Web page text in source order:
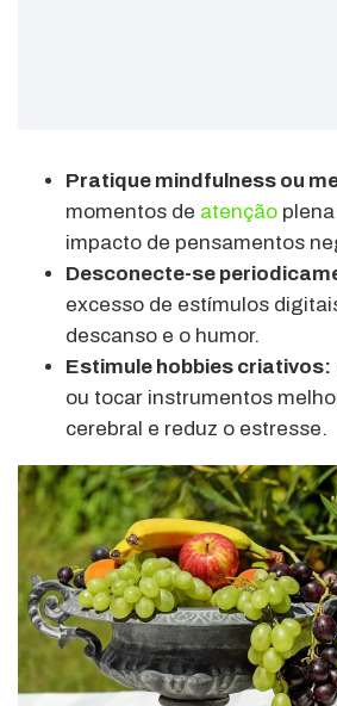
Pratique mindfulness ou
momentos de atenção
impacto de pensamentos
Desconecte-se
excesso de estímulos
descanso e o humor.
Estimule hobbies criativos:
ou tocar instrumentos
cerebral e reduz o estresse.